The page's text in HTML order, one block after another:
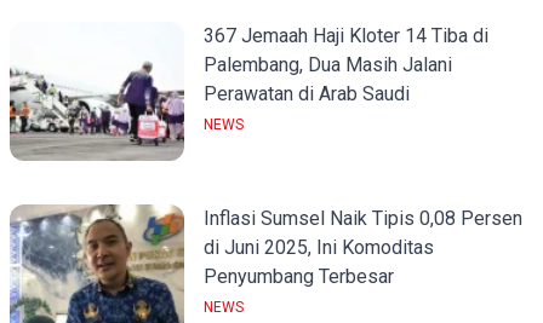
367 Jemaah Haji Kloter 14 Tiba di
Palembang, Dua Masih Jalani
Perawatan di Arab Saudi
NEWS
Inflasi Sumsel Naik Tipis 0,08 Persen
di Juni 2025, Ini Komoditas
Penyumbang Terbesar
NEWS